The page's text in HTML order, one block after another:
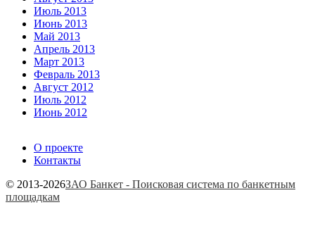
Июль 2013
Июнь 2013
Май 2013
Апрель 2013
Март 2013
Февраль 2013
Август 2012
Июль 2012
Июнь 2012
О проекте
Контакты
© 2013-2026ЗАО Банкет - Поисковая система по банкетным
площадкам